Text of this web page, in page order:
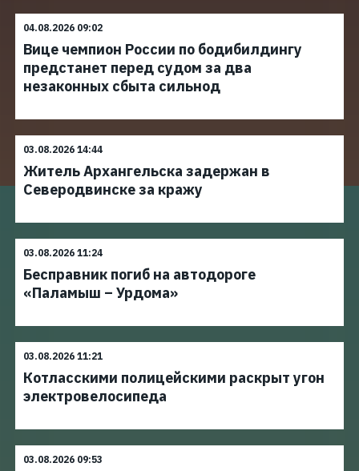
04.08.2026 09:02
Вице чемпион России по бодибилдингу
предстанет перед судом за два
незаконных сбыта сильнод
03.08.2026 14:44
Житель Архангельска задержан в
Северодвинске за кражу
03.08.2026 11:24
Бесправник погиб на автодороге
«Паламыш – Урдома»
03.08.2026 11:21
Котласскими полицейскими раскрыт угон
электровелосипеда
03.08.2026 09:53